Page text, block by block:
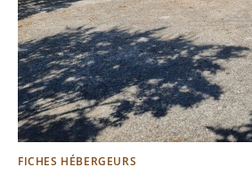
FICHES HÉBERGEURS